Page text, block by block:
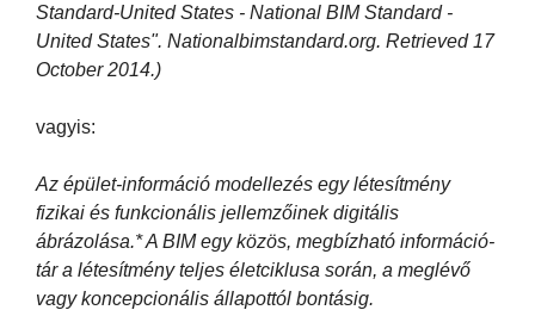
Standard-United States - National BIM Standard -
United States". Nationalbimstandard.org. Retrieved 17
October 2014.)
vagyis:
Az épület-információ modellezés egy létesítmény
fizikai és funkcionális jellemzőinek digitális
ábrázolása.* A BIM egy közös, megbízható információ-
tár a létesítmény teljes életciklusa során, a meglévő
vagy koncepcionális állapottól bontásig.